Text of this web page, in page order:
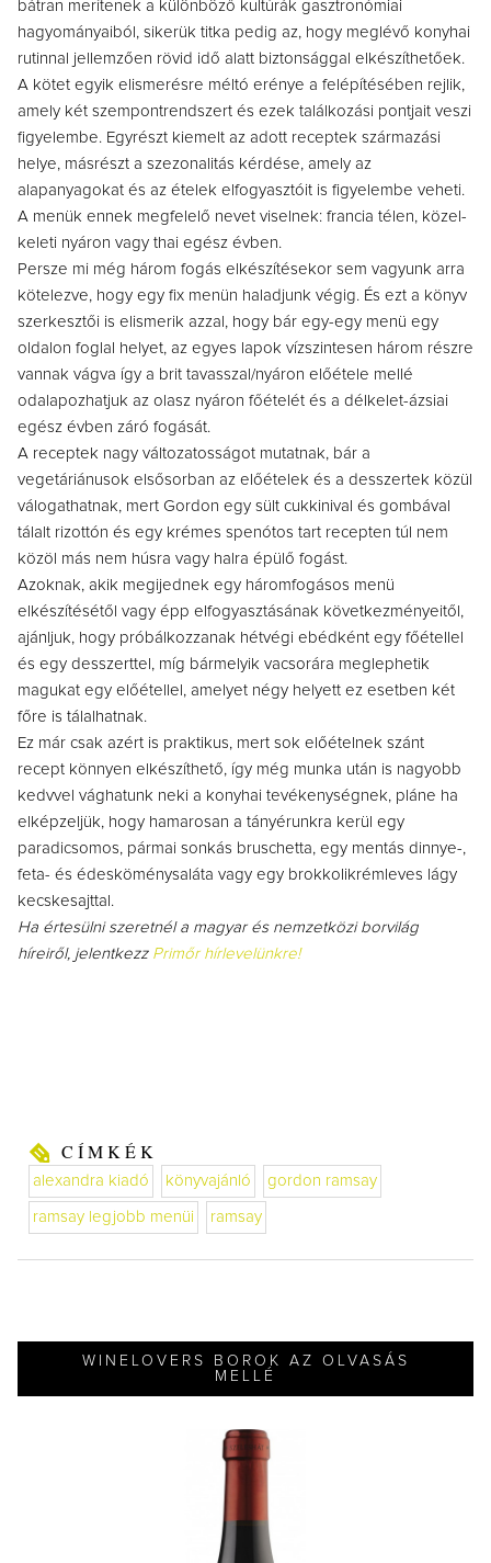
bátran merítenek a különböző kultúrák gasztronómiai
hagyományaiból, sikerük titka pedig az, hogy meglévő konyhai
rutinnal jellemzően rövid idő alatt biztonsággal elkészíthetőek.
A kötet egyik elismerésre méltó erénye a felépítésében rejlik,
amely két szempontrendszert és ezek találkozási pontjait veszi
figyelembe. Egyrészt kiemelt az adott receptek származási
helye, másrészt a szezonalitás kérdése, amely az
alapanyagokat és az ételek elfogyasztóit is figyelembe veheti.
A menük ennek megfelelő nevet viselnek: francia télen, közel-
keleti nyáron vagy thai egész évben.
Persze mi még három fogás elkészítésekor sem vagyunk arra
kötelezve, hogy egy fix menün haladjunk végig. És ezt a könyv
szerkesztői is elismerik azzal, hogy bár egy-egy menü egy
oldalon foglal helyet, az egyes lapok vízszintesen három részre
vannak vágva így a brit tavasszal/nyáron előétele mellé
odalapozhatjuk az olasz nyáron főételét és a délkelet-ázsiai
egész évben záró fogását.
A receptek nagy változatosságot mutatnak, bár a
vegetáriánusok elsősorban az előételek és a desszertek közül
válogathatnak, mert Gordon egy sült cukkinival és gombával
tálalt rizottón és egy krémes spenótos tart recepten túl nem
közöl más nem húsra vagy halra épülő fogást.
Azoknak, akik megijednek egy háromfogásos menü
elkészítésétől vagy épp elfogyasztásának következményeitől,
ajánljuk, hogy próbálkozzanak hétvégi ebédként egy főétellel
és egy desszerttel, míg bármelyik vacsorára meglephetik
magukat egy előétellel, amelyet négy helyett ez esetben két
főre is tálalhatnak.
Ez már csak azért is praktikus, mert sok előételnek szánt
recept könnyen elkészíthető, így még munka után is nagyobb
kedvvel vághatunk neki a konyhai tevékenységnek, pláne ha
elképzeljük, hogy hamarosan a tányérunkra kerül egy
paradicsomos, pármai sonkás bruschetta, egy mentás dinnye-,
feta- és édesköménysaláta vagy egy brokkolikrémleves lágy
kecskesajttal.
Ha értesülni szeretnél a magyar és nemzetközi borvilág
híreiről, jelentkezz Primőr hírlevelünkre!
CÍMKÉK
alexandra kiadó könyvajánló gordon ramsay
ramsay legjobb menüi ramsay
WINELOVERS BOROK AZ OLVASÁS
MELLÉ